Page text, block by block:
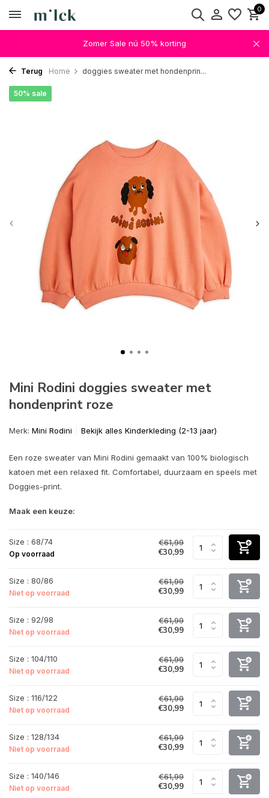
0
Zomer Sale nú 50% korting
Terug Home doggies sweater met hondenprin...
Mini Rodini doggies sweater met
hondenprint roze
50% sale
Merk: Mini Rodini Bekijk alles Kinderkleding (2-13 jaar)
Een roze sweater van Mini Rodini gemaakt van 100% biologisch
katoen met een relaxed fit. Comfortabel, duurzaam en speels met
Doggies-print.
Maak een keuze:
Size : 68/74
Op voorraad
€61,99
€30,99
Size : 80/86
Niet op voorraad
€61,99
€30,99
Size : 92/98
Niet op voorraad
€61,99
€30,99
Size : 104/110
Niet op voorraad
€61,99
€30,99
Size : 116/122
Niet op voorraad
€61,99
€30,99
Size : 128/134
Niet op voorraad
€61,99
€30,99
Size : 140/146
Niet op voorraad
€61,99
€30,99